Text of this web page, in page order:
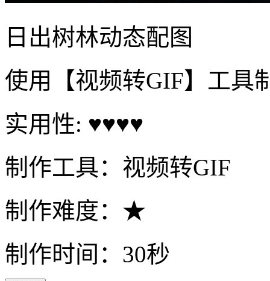
日出树林动态配图
使用【视频转GIF】工具
实用性: ♥♥♥♥
制作工具：视频转GIF
制作难度：★
制作时间：30秒